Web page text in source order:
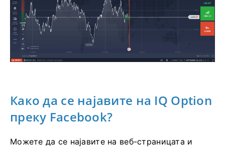
Како да се најавите на IQ Option
преку Facebook?
Можете да се најавите на веб-страницата и